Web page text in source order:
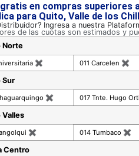
gratis en compras superiores
para Quito, Valle de los
Ingresa a nuestra
de las cuotas son estimados y
Norte
✖ 011 Carcelen ✖
Sur
✖ 017 Tnte. Hugo
Valles
✖ 014 Tumbaco ✖
Centro